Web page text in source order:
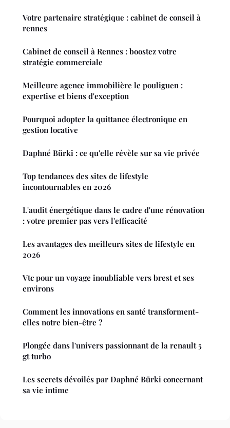
Votre partenaire stratégique : cabinet de conseil à
rennes
Cabinet de conseil à Rennes : boostez votre
stratégie commerciale
Meilleure agence immobilière le pouliguen :
expertise et biens d'exception
Pourquoi adopter la quittance électronique en
gestion locative
Daphné Bürki : ce qu'elle révèle sur sa vie privée
Top tendances des sites de lifestyle
incontournables en 2026
L'audit énergétique dans le cadre d'une rénovation
: votre premier pas vers l'efficacité
Les avantages des meilleurs sites de lifestyle en
2026
Vtc pour un voyage inoubliable vers brest et ses
environs
Comment les innovations en santé transforment-
elles notre bien-être ?
Plongée dans l'univers passionnant de la renault 5
gt turbo
Les secrets dévoilés par Daphné Bürki concernant
sa vie intime